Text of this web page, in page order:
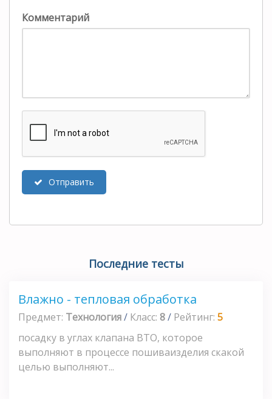
Комментарий
Отправить
Последние тесты
Влажно - тепловая обработка
Предмет: Технология/ Класс: 8/ Рейтинг: 5
посадку в углах клапана ВТО, которое
выполняют в процессе пошиваизделия скакой
целью выполняют...